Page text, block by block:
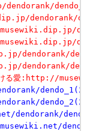
dendorank/
musewiki.dip.jp/
musewiki.dip.jp/
dendorank/
dendorank/
にかける愛:http://
dendorank/
musewiki.net/